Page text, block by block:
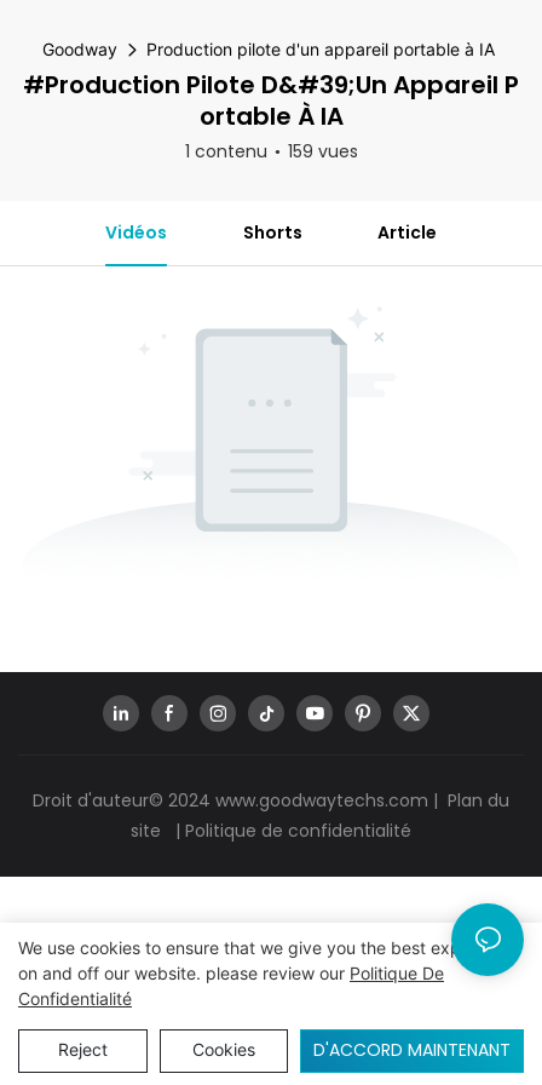
Goodway Production pilote d'un appareil portable à IA
#Production Pilote D&#39;un Appareil P
Ortable À IA
1 contenu 159 vues
Vidéos Shorts Article
Droit d'auteur© 2024 www.goodwaytechs.com | Plan du
site
| Politique de confidentialité
We use cookies to ensure that we give you the best experience
on and off our website. please review our Politique De
Confidentialité
Reject Cookies D'ACCORD MAINTENANT